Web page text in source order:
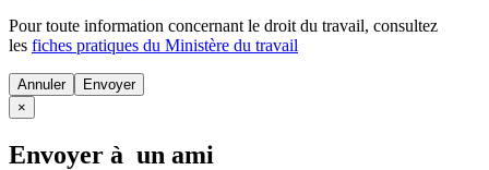
Pour toute information concernant le droit du travail, consultez
les fiches pratiques du Ministère du travail
Annuler
×
Envoyer à un ami